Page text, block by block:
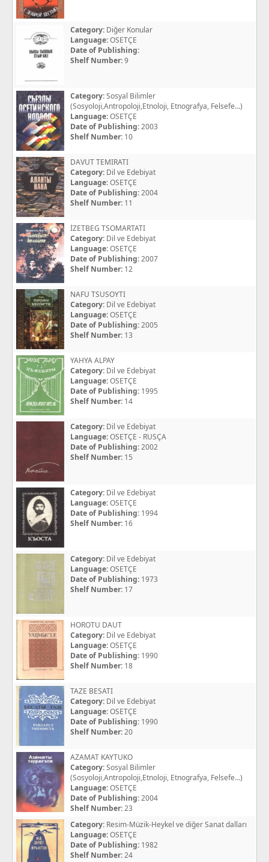
Category: Diğer Konular
Language:OSETÇE
Date of Publishing:
Shelf Number:9
Category:Sosyal Bilimler
(Sosyoloji,Antropoloji,Etnoloji, Etnografya, Felsefe...)
Language:OSETÇE
Date of Publishing:2003
Shelf Number: 10
DAVUT TEMIRATI
Category: Dil ve Edebiyat
Language:OSETÇE
Date of Publishing:2004
Shelf Number: 11
İZETBEG TSOMARTATI
Category: Dil ve Edebiyat
Language:OSETÇE
Date of Publishing:2007
Shelf Number: 12
NAFU TSUSOYTI
Category: Dil ve Edebiyat
Language:OSETÇE
Date of Publishing:2005
Shelf Number: 13
YAHYA ALPAY
Category: Dil ve Edebiyat
Language:OSETÇE
Date of Publishing: 1995
Shelf Number: 14
Category: Dil ve Edebiyat
Language:OSETÇE - RUSÇA
Date of Publishing:2002
Shelf Number: 15
Category: Dil ve Edebiyat
Language:OSETÇE
Date of Publishing: 1994
Shelf Number: 16
Category: Dil ve Edebiyat
Language:OSETÇE
Date of Publishing: 1973
Shelf Number: 17
HOROTU DAUT
Category: Dil ve Edebiyat
Language:OSETÇE
Date of Publishing: 1990
Shelf Number: 18
TAZE BESATI
Category: Dil ve Edebiyat
Language:OSETÇE
Date of Publishing: 1990
Shelf Number:20
AZAMAT KAYTUKO
Category:Sosyal Bilimler
(Sosyoloji,Antropoloji,Etnoloji, Etnografya, Felsefe...)
Language:OSETÇE
Date of Publishing:2004
Shelf Number:23
Category: Resim-Müzik-Heykel ve diğer Sanat dalları
Language:OSETÇE
Date of Publishing: 1982
Shelf Number:24